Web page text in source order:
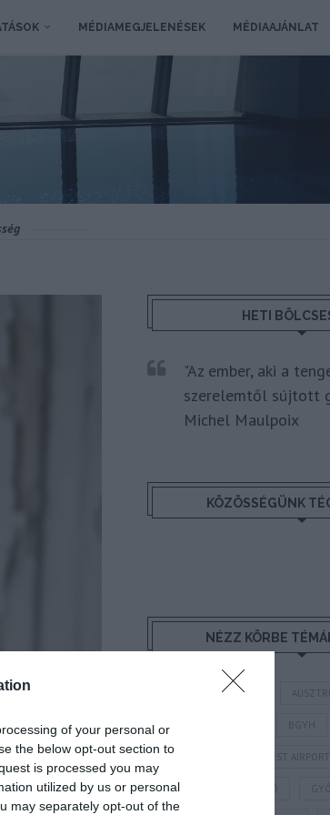
of your personal or
the below opt-out section to
is processed you may
utilized by us or personal
may separately opt-out of the
MÉDIAMEGJELENÉSEK MÉDIAAJÁNLAT
HETI
"Az ember, aki a
szerelemtől sújtott
Michel Maulpoix
KÖZÖSSÉGÜNK
NÉZZ KÖRBE
AJÁNLÓ
BELFÖLDI TURIZMUS BGYH
BUDAPEST BUDAPEST AIRPORT
FEJLESZTÉS